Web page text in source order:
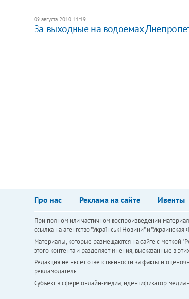
09 августа 2010, 11:19
За выходные на водоемах
Про нас Реклама на сайте Ивенты
При полном или частичном воспроизведении
ссылка на агентство "Українськi Новини" и
Материалы, которые размещаются на сайте с меткой
этого контента и разделяет мнения, высказанные в
Редакция не несет ответственности за факты и
рекламодатель.
Субъект в сфере онлайн-медиа; идентификатор медиа